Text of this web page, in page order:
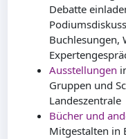
Debatte
Buchlesungen,
Ausstellungen
Gruppen und
Landeszentrale
Bücher und
Mitgestalten in